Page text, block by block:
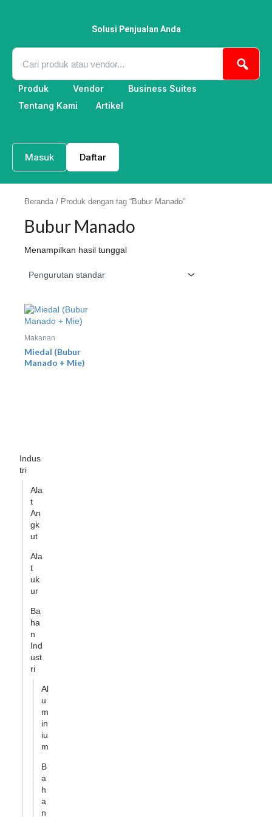
Solusi Penjualan Anda
Produk Vendor
Business Suites
Tentang Kami
Artikel
Masuk Daftar
Indus
tri
Ala
t
An
gk
ut
Ala
t
uk
ur
Ba
ha
n
Ind
ust
ri
Al
u
m
in
iu
m
B
a
h
a
n
Beranda / Produk dengan tag “Bubur Manado”
Bubur Manado
Menampilkan hasil tunggal
Makanan
Miedal (Bubur
Manado + Mie)